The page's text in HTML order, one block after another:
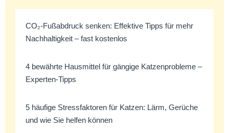
CO₂-Fußabdruck senken: Effektive Tipps für mehr
Nachhaltigkeit – fast kostenlos
4 bewährte Hausmittel für gängige Katzenprobleme –
Experten-Tipps
5 häufige Stressfaktoren für Katzen: Lärm, Gerüche
und wie Sie helfen können